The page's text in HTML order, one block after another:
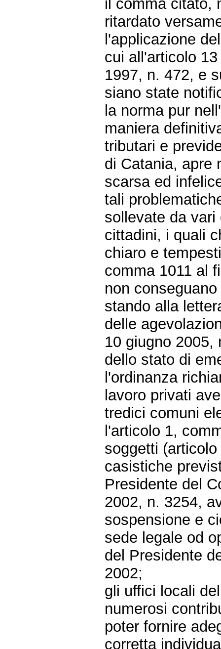
il comma citato,
ritardato
l'applicazione
cui all'articolo
1997, n. 472, e
siano state
la norma pur
maniera
tributari e
di Catania, apre
scarsa ed
tali
sollevate da
cittadini, i quali
chiaro e
comma 1011 al
non
stando alla
delle
10 giugno 2005,
dello stato di
l'ordinanza
lavoro privati
tredici comuni
l'articolo 1,
soggetti
casistiche
Presidente del
2002, n. 3254,
sospensione e
sede legale od
del Presidente
2002;
gli uffici locali
numerosi
poter fornire
corretta